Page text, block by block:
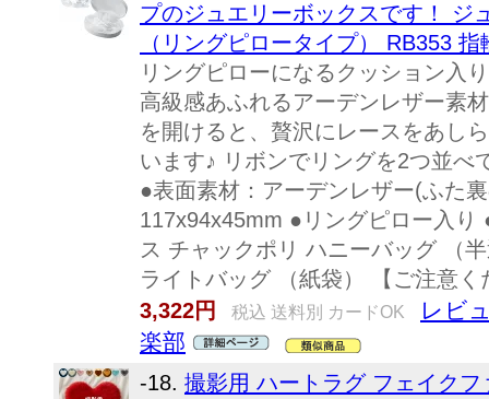
プのジュエリーボックスです！ ジ
（リングピロータイプ） RB353 指
リングピローになるクッション入
高級感あふれるアーデンレザー素
を開けると、贅沢にレースをあし
います♪ リボンでリングを2つ並べ
●表面素材：アーデンレザー(ふた
117x94x45mm ●リングピロー入
ス チャックポリ ハニーバッグ （
ライトバッグ （紙袋） 【ご注意く
3,322円
税込 送料別 カードOK
レビ
楽部
-18. 撮影用 ハートラグ フェイク